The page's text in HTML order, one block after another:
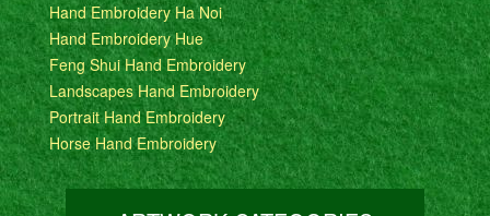
Hand Embroidery Ha Noi
Hand Embroidery Hue
Feng Shui Hand Embroidery
Landscapes Hand Embroidery
Portrait Hand Embroidery
Horse Hand Embroidery